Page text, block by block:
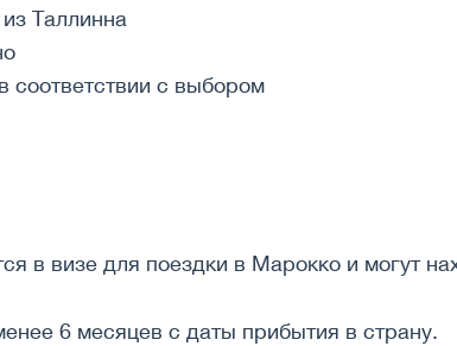
Таллинна
соответствии с выбором
в визе для поездки в Марокко и могут
6 месяцев с даты прибытия в страну.